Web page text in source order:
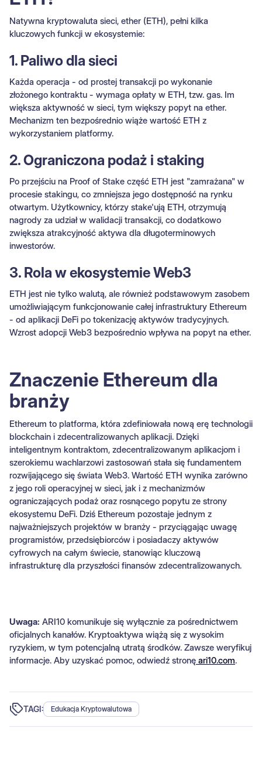
Natywna kryptowaluta sieci, ether (ETH), pełni kilka
kluczowych funkcji w ekosystemie:
1. Paliwo dla sieci
Każda operacja - od prostej transakcji po wykonanie
złożonego kontraktu - wymaga opłaty w ETH, tzw. gas. Im
większa aktywność w sieci, tym większy popyt na ether.
Mechanizm ten bezpośrednio wiąże wartość ETH z
wykorzystaniem platformy.
2. Ograniczona podaż i staking
Po przejściu na Proof of Stake część ETH jest "zamrażana" w
procesie stakingu, co zmniejsza jego dostępność na rynku
otwartym. Użytkownicy, którzy stake'ują ETH, otrzymują
nagrody za udział w walidacji transakcji, co dodatkowo
zwiększa atrakcyjność aktywa dla długoterminowych
inwestorów.
3. Rola w ekosystemie Web3
ETH jest nie tylko walutą, ale również podstawowym zasobem
umożliwiającym funkcjonowanie całej infrastruktury Ethereum
- od aplikacji DeFi po tokenizację aktywów tradycyjnych.
Wzrost adopcji Web3 bezpośrednio wpływa na popyt na ether.
Znaczenie Ethereum dla
branży
Ethereum to platforma, która zdefiniowała nową erę technologii
blockchain i zdecentralizowanych aplikacji. Dzięki
inteligentnym kontraktom, zdecentralizowanym aplikacjom i
szerokiemu wachlarzowi zastosowań stała się fundamentem
rozwijającego się świata Web3. Wartość ETH wynika zarówno
z jego roli operacyjnej w sieci, jak i z mechanizmów
ograniczających podaż oraz rosnącego popytu ze strony
ekosystemu DeFi. Dziś Ethereum pozostaje jednym z
najważniejszych projektów w branży - przyciągając uwagę
programistów, przedsiębiorców i posiadaczy aktywów
cyfrowych na całym świecie, stanowiąc kluczową
infrastrukturę dla przyszłości finansów zdecentralizowanych.
Uwaga: ARI10 komunikuje się wyłącznie za pośrednictwem
oficjalnych kanałów. Kryptoaktywa wiążą się z wysokim
ryzykiem, w tym potencjalną utratą środków. Zawsze weryfikuj
informacje. Aby uzyskać pomoc, odwiedź stronę ari10.com.
TAGI: Edukacja Kryptowalutowa